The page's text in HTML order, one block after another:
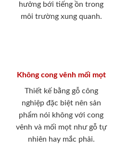
hưởng bới tiếng ồn trong
môi trường xung quanh.
Không cong vênh mối mọt
Thiết kế bằng gỗ công
nghiệp đặc biệt nên sản
phẩm nói không với cong
vênh và mối mọt như gỗ tự
nhiên hay mắc phải.